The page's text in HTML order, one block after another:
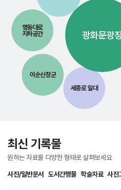
영동대로
지하공간
세종로 일대
이순신장군
광화문광
최신 기록물
원하는 자료를 다양한 형태로 살펴보세요
사진/일반문서 도서간행물 학술자료 사진